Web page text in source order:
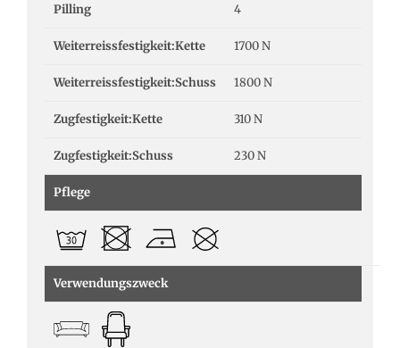
Pilling 4
Weiterreissfestigkeit:Kette 1700 N
Weiterreissfestigkeit:Schuss 1800 N
Zugfestigkeit:Kette 310 N
Zugfestigkeit:Schuss 230 N
Pflege
Verwendungszweck